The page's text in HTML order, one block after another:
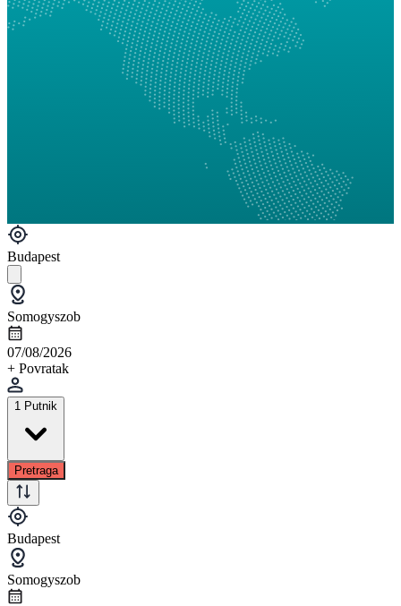
Budapest
Somogyszob
07/08/2026
+ Povratak
1 Putnik
Pretraga
Budapest
Somogyszob